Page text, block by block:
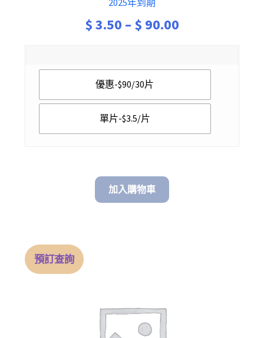
2025年到期
$3.50 – $ 90.00
$ 3.50
優惠-$90/30片
單片-$3.5/片
加入購物車
預訂查詢